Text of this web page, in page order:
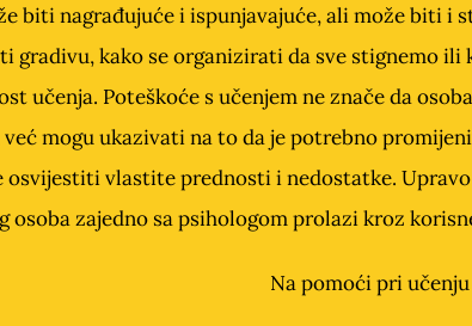
biti nagrađujuće i ispunjavajuće, ali može biti i
gradivu, kako se organizirati da sve stignemo
učenja. Poteškoće s učenjem ne znače da
već mogu ukazivati na to da je potrebno
osvijestiti vlastite prednosti i nedostatke.
osoba zajedno sa psihologom prolazi kroz
Na pomoći pri